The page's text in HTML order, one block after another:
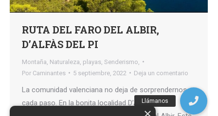
RUTA DEL FARO DEL ALBIR,
D’ALFÀS DEL PI
Montaña Naturaleza playas Senderismo,
Por Caminantes 5 septiembre, 2022 Deja un comentario
La comunidad valenciana no deja de sorprendernos a
cada paso. En la bonita localidad D’Alfàs del Pi